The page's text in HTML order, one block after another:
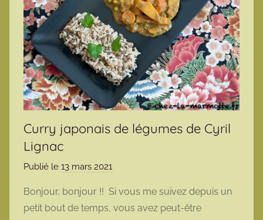
Curry japonais de légumes de Cyril
Lignac
Publié le 13 mars 2021
r
m
Bonjour, bonjour !! Si vous me suivez depuis un
petit bout de temps, vous avez peut-être